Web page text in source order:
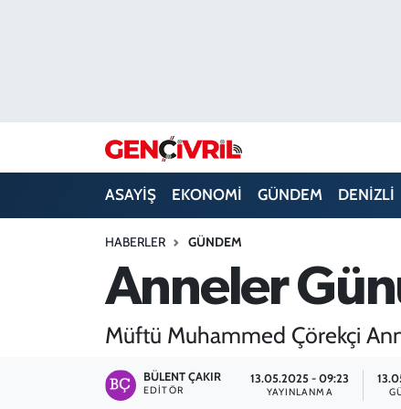
ASAYİŞ EKONOMİ GÜNDEM DENİZLİ
HABERLER GÜNDEM
Anneler
Müftü Muhammed Çörekçi
BÜLENT ÇAKIR
EDITÖR
13.05.2025 - 09:23
YAYINLANMA
ULUSAL
SİYASET
Süper Lig Puan Durumu ve Fikstür
Haber Arşivi